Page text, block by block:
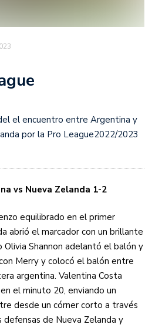
el encuentro entre Argentina y
por la Pro League2022/2023
vs Nueva Zelanda 1-2
equilibrado en el primer
abrió el marcador con un brillante
Shannon adelantó el balón y
Merry y colocó el balón entre
argentina. Valentina Costa
el minuto 20, enviando un
desde un córner corto a través
defensas de Nueva Zelanda y